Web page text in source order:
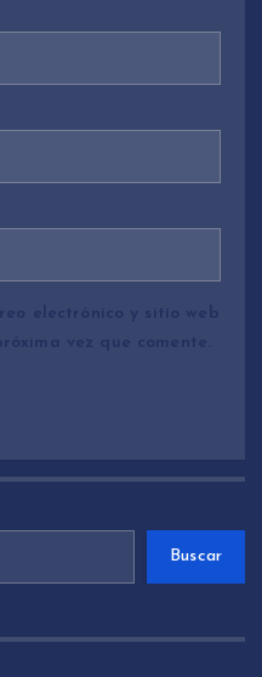
electrónico y sitio web
vez que comente.
Buscar